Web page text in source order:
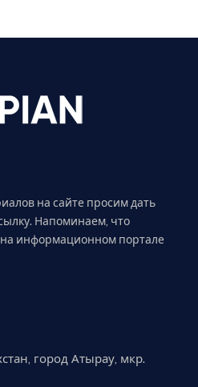
на сайте просим дать
Напоминаем, что
на информационном портале
город Атырау, мкр.